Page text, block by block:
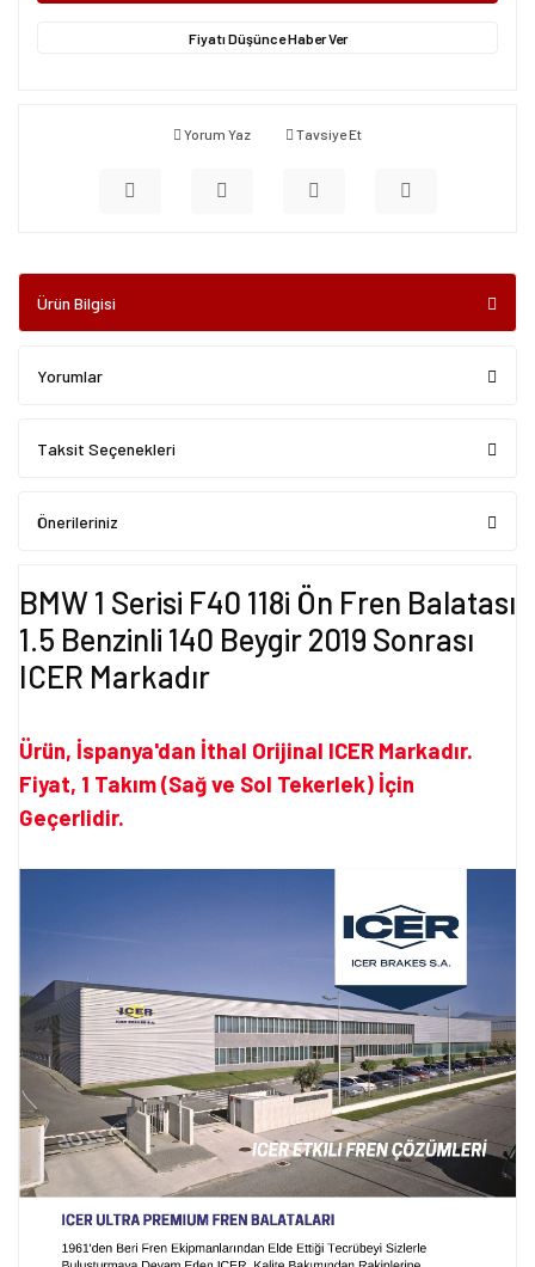
Fiyatı Düşünce Haber Ver
Yorum Yaz Tavsiye Et
Ürün Bilgisi
Yorumlar
Taksit Seçenekleri
Önerileriniz
BMW 1 Serisi F40 118i Ön Fren Balatası
1.5 Benzinli 140 Beygir 2019 Sonrası
ICER Markadır
Ürün, İspanya'dan İthal Orijinal ICER Markadır.
Fiyat, 1 Takım (Sağ ve Sol Tekerlek) İçin
Geçerlidir.